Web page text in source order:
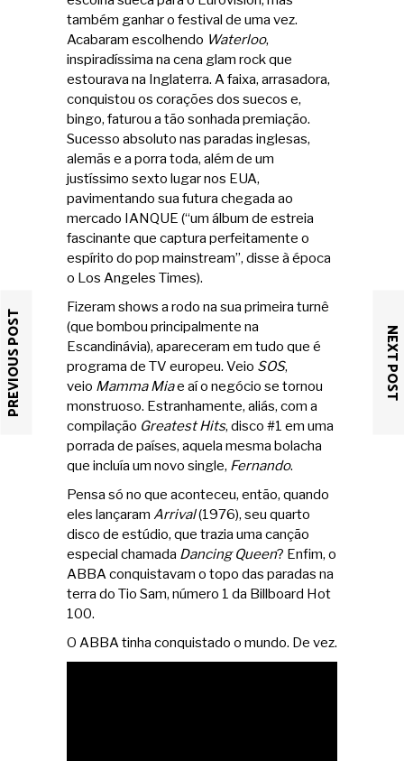
também ganhar o festival de uma vez.
Acabaram escolhendo Waterloo,
inspiradíssima na cena glam rock que
estourava na Inglaterra. A faixa, arrasadora,
conquistou os corações dos suecos e,
bingo, faturou a tão sonhada premiação.
Sucesso absoluto nas paradas inglesas,
alemãs e a porra toda, além de um
justíssimo sexto lugar nos EUA,
pavimentando sua futura chegada ao
mercado IANQUE (“um álbum de estreia
fascinante que captura perfeitamente o
espírito do pop mainstream”, disse à época
o Los Angeles Times).
Fizeram shows a rodo na sua primeira turnê
(que bombou principalmente na
Escandinávia), apareceram em tudo que é
programa de TV europeu. Veio SOS,
veio Mamma Miae aí o negócio se tornou
monstruoso. Estranhamente, aliás, com a
compilação Greatest Hits, disco #1 em uma
porrada de países, aquela mesma bolacha
que incluía um novo single, Fernando.
Pensa só no que aconteceu, então, quando
eles lançaram Arrival(1976), seu quarto
disco de estúdio, que trazia uma canção
especial chamada Dancing Queen? Enfim, o
ABBA conquistavam o topo das paradas na
terra do Tio Sam, número 1 da Billboard Hot
100.
O ABBA tinha conquistado o mundo. De vez.
PREVIOUS POST NEXT POST